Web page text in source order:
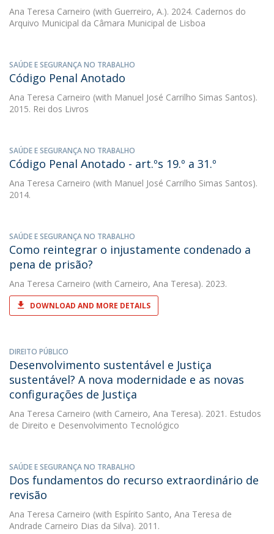
Ana Teresa Carneiro (with Guerreiro, A.). 2024. Cadernos do
Arquivo Municipal da Câmara Municipal de Lisboa
SAÚDE E SEGURANÇA NO TRABALHO
Código Penal Anotado
Ana Teresa Carneiro (with Manuel José Carrilho Simas Santos).
2015. Rei dos Livros
SAÚDE E SEGURANÇA NO TRABALHO
Código Penal Anotado - art.ºs 19.º a 31.º
Ana Teresa Carneiro (with Manuel José Carrilho Simas Santos).
2014.
SAÚDE E SEGURANÇA NO TRABALHO
Como reintegrar o injustamente condenado a
pena de prisão?
Ana Teresa Carneiro (with Carneiro, Ana Teresa). 2023.
DOWNLOAD AND MORE DETAILS
DIREITO PÚBLICO
Desenvolvimento sustentável e Justiça
sustentável? A nova modernidade e as novas
configurações de Justiça
Ana Teresa Carneiro (with Carneiro, Ana Teresa). 2021. Estudos
de Direito e Desenvolvimento Tecnológico
SAÚDE E SEGURANÇA NO TRABALHO
Dos fundamentos do recurso extraordinário de
revisão
Ana Teresa Carneiro (with Espírito Santo, Ana Teresa de
Andrade Carneiro Dias da Silva). 2011.